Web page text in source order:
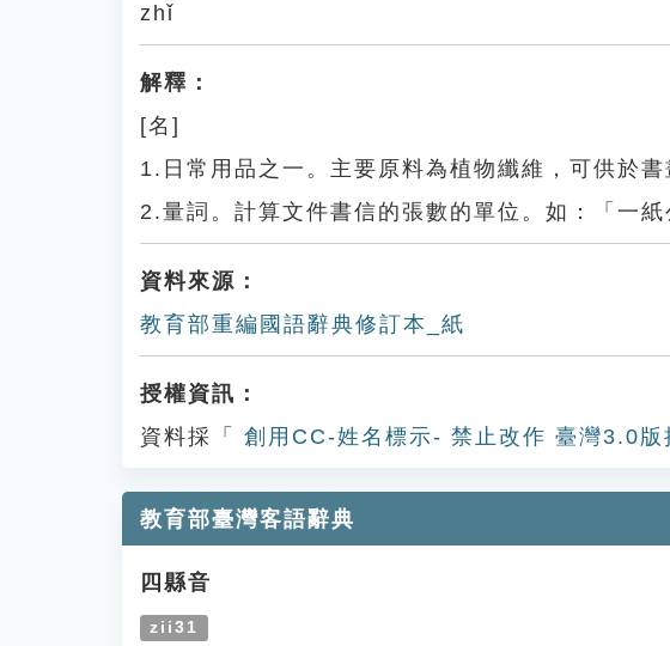
zhǐ
解釋：
[名]
1.日常用品之一。主要原料為植物纖維，可供於書
2.量詞。計算文件書信的張數的單位。如：「一紙
資料來源：
教育部重編國語辭典修訂本_紙
授權資訊：
資料採「
創用CC-姓名標示- 禁止改作 臺灣3.0版
教育部臺灣客語辭典
四縣音
zii31